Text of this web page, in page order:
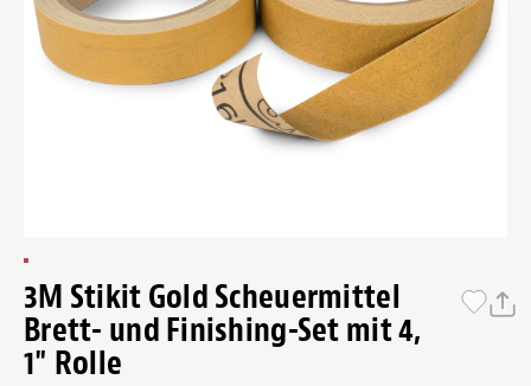
3M Stikit Gold Scheuermittel
Brett- und Finishing-Set mit 4,
1" Rolle